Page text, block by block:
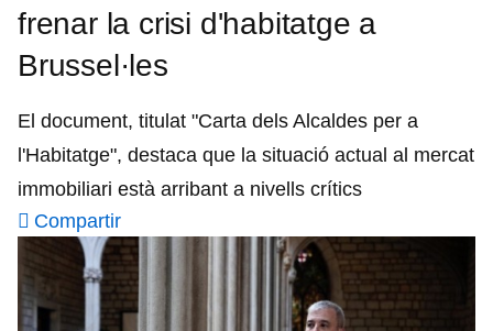
frenar la crisi d'habitatge a
Brussel·les
El document, titulat "Carta dels Alcaldes per a
l'Habitatge", destaca que la situació actual al mercat
immobiliari està arribant a nivells crítics
Compartir